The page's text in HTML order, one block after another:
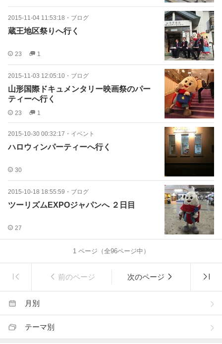
2015-11-04 11:53:18 ・ ブログ
蔵王地区祭りへ行く
23 1
2015-11-03 12:05:10 ・ ブログ
山形国際ドキュメンタリー映画祭のパー
ティーへ行く
23 1
2015-10-30 00:32:17 ・ イベント
ハロウィンパーティーへ行く
30
2015-10-18 18:55:59 ・ ブログ
ツーリズムEXPOジャパンへ ２日目
27
1ページ（全96ページ中）
前のページ 次のページ
月別
テーマ別